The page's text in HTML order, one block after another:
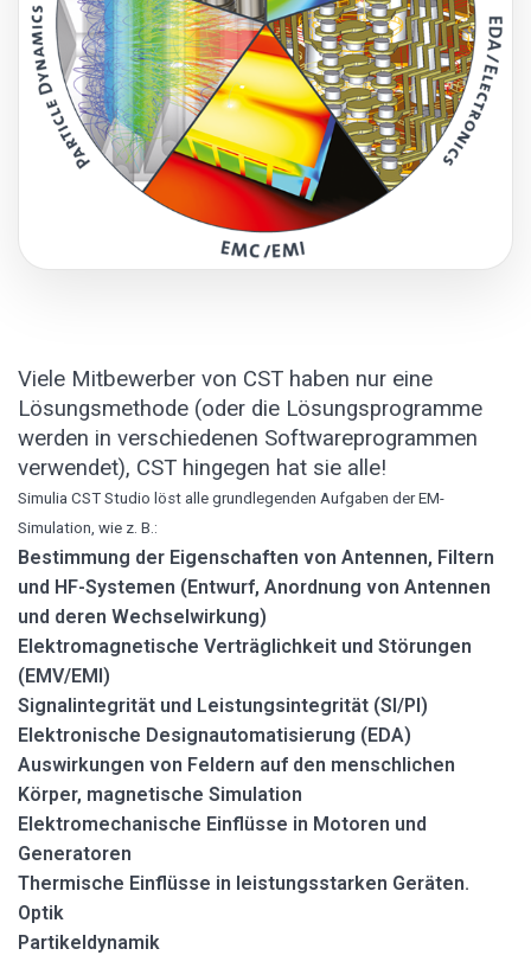
Viele Mitbewerber von CST haben nur eine
Lösungsmethode (oder die Lösungsprogramme
werden in verschiedenen Softwareprogrammen
verwendet), CST hingegen hat sie alle!
Simulia CST Studio löst alle grundlegenden Aufgaben der EM-
Simulation, wie z. B.:
Bestimmung der Eigenschaften von Antennen, Filtern
und HF-Systemen (Entwurf, Anordnung von Antennen
und deren Wechselwirkung)
Elektromagnetische Verträglichkeit und Störungen
(EMV/EMI)
Signalintegrität und Leistungsintegrität (SI/PI)
Elektronische Designautomatisierung (EDA)
Auswirkungen von Feldern auf den menschlichen
Körper, magnetische Simulation
Elektromechanische Einflüsse in Motoren und
Generatoren
Thermische Einflüsse in leistungsstarken Geräten.
Optik
Partikeldynamik